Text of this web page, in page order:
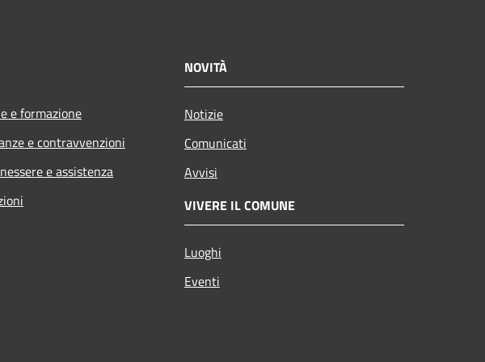
e formazione
e contravvenzioni
e assistenza
NOVITÀ
Notizie
Comunicati
Avvisi
VIVERE IL COMUNE
Luoghi
Eventi